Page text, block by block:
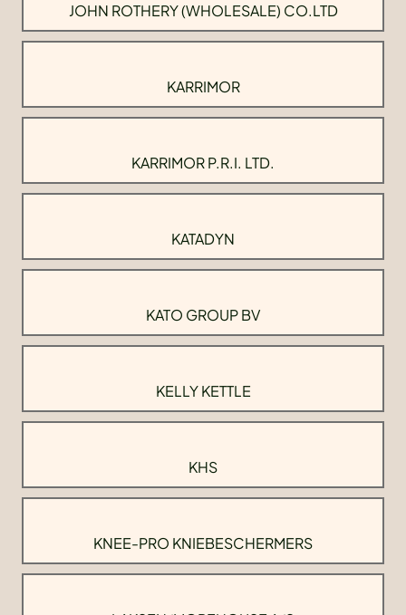
JOHN ROTHERY (WHOLESALE) CO.LTD
KARRIMOR
KARRIMOR P.R.I. LTD.
KATADYN
KATO GROUP BV
KELLY KETTLE
KHS
KNEE-PRO KNIEBESCHERMERS